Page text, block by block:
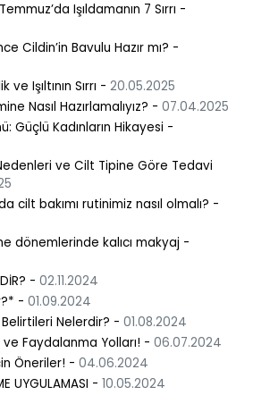
Işıldamanın 7 Sırrı -
Cildin’in Bavulu Hazır mı? -
Işıltının Sırrı - 20.05.2025
Nasıl Hazırlamalıyız? - 07.04.2025
Güçlü Kadınların Hikayesi -
ve Cilt Tipine Göre Tedavi
cilt bakımı rutinimiz nasıl olmalı? -
dönemlerinde kalıcı makyaj -
- 02.11.2024
- 01.09.2024
Belirtileri Nelerdir? - 01.08.2024
Faydalanma Yolları! - 06.07.2024
Öneriler! - 04.06.2024
UYGULAMASI - 10.05.2024